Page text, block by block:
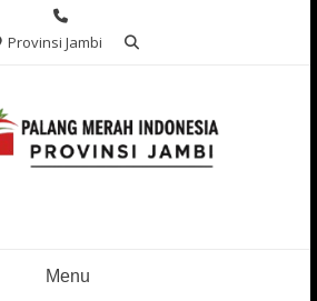
Provinsi Jambi
Menu